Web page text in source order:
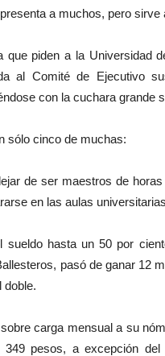
a muchos, pero sirve
que piden a la Universidad
al Comité de Ejecutivo
con la cuchara grande
sólo cinco de muchas:
de ser maestros de
en las aulas
sueldo hasta un 50 por
pasó de ganar 12
doble.
carga mensual a su
pesos, a excepción